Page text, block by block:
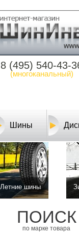
8 (495) 540-43-
(многоканальный)
Шины
Летние шины
ПОИСК
по марке товара